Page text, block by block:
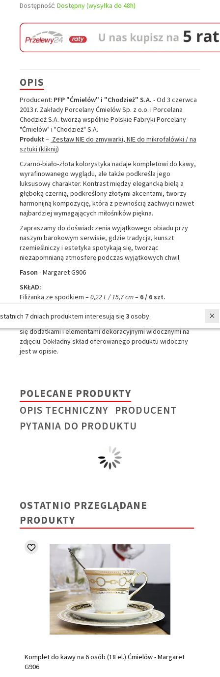
Dostępność: Dostępny (wysyłka do 48h)
OPIS
Producent: PFP "Ćmielów" i "Chodzież" S.A. - Od 3 czerwca
2013 r. Zakłady Porcelany Ćmielów Sp. z o.o. i Porcelana
Chodzież S.A. tworzą wspólnie Polskie Fabryki Porcelany
"Ćmielów" i "Chodzież" S.A.
Produkt – Zestaw NIE do zmywarki, NIE do mikrofalówki /na
sztuki (kliknij)
Czarno-biało-złota kolorystyka nadaje kompletowi do kawy,
wyrafinowanego wyglądu, ale także podkreśla jego
luksusowy charakter. Kontrast między elegancką bielą a
głęboką czernią, podkreślony złotymi akcentami, tworzy
harmonijną kompozycję, która z pewnością zachwyci nawet
najbardziej wymagających miłośników piękna.
Zapraszamy do doświadczenia wyjątkowego obiadu przy
naszym barokowym serwisie, gdzie tradycja, kunszt
rzemieślniczy i estetyka spotykają się, tworząc
niezapomnianą atmosferę podczas wyjątkowych chwil.
Fason - Margaret G906
SKŁAD:
Filiżanka ze spodkiem –0,22 L / 15,7 cm– 6 / 6 szt.
Talerz deserowy –19 cm–6 szt.
Zdjęcie poglądowe jest aranżowane i nie należy sugerować
się dodatkami i elementami dekoracyjnymi widocznymi na
zdjęciu. Dokładny skład oferowanego produktu widoczny
jest w opisie.
POLECANE PRODUKTY
OPIS TECHNICZNY PRODUCENT
PYTANIA DO PRODUKTU
OSTATNIO PRZEGLĄDANE
PRODUKTY
Komplet do kawy na 6 osób (18 el.) Ćmielów - Margaret
G906
W ostatnich 7 dniach produktem interesują się3osoby.